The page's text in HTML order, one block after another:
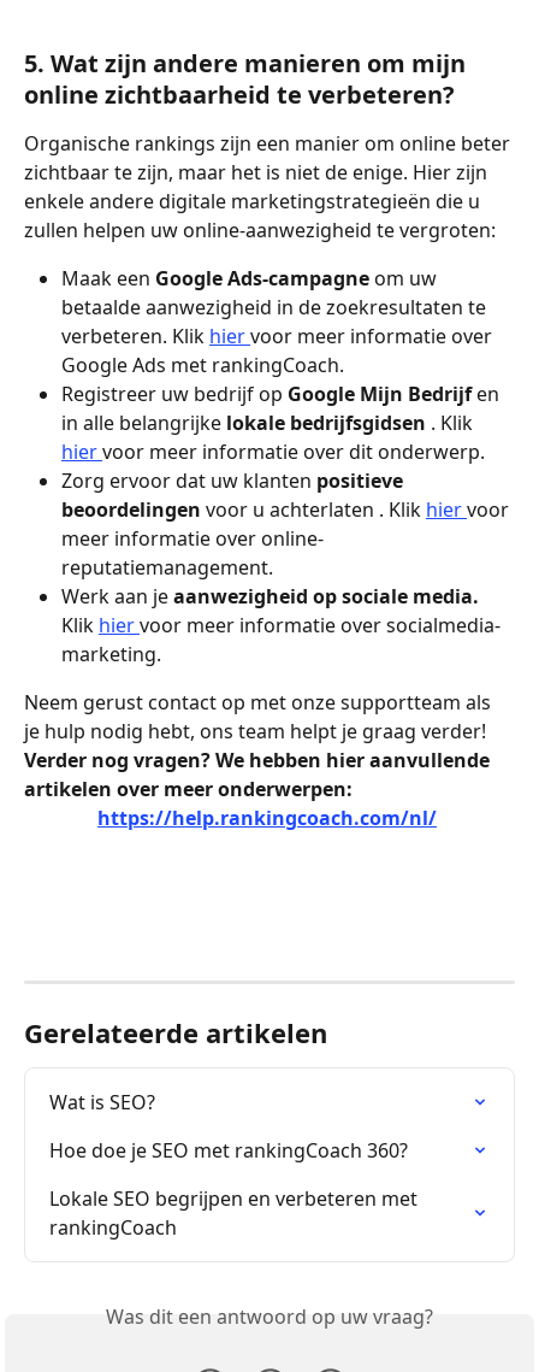
5. Wat zijn andere manieren om mijn
online zichtbaarheid te verbeteren?
Organische rankings zijn een manier om online beter
zichtbaar te zijn, maar het is niet de enige. Hier zijn
enkele andere digitale marketingstrategieën die u
zullen helpen uw online-aanwezigheid te vergroten:
Maak een Google Ads-campagne om uw
betaalde aanwezigheid in de zoekresultaten te
verbeteren. Klik hier voor meer informatie over
Google Ads met rankingCoach.
Registreer uw bedrijf op Google Mijn Bedrijf en
in alle belangrijke lokale bedrijfsgidsen . Klik
hier voor meer informatie over dit onderwerp.
Zorg ervoor dat uw klanten positieve
beoordelingen voor u achterlaten . Klik hier voor
meer informatie over online-
reputatiemanagement.
Werk aan je aanwezigheid op sociale media.
Klik hier voor meer informatie over socialmedia-
marketing.
Neem gerust contact op met onze supportteam als
je hulp nodig hebt, ons team helpt je graag verder!
Verder nog vragen? We hebben hier aanvullende
artikelen over meer onderwerpen:
https://help.rankingcoach.com/nl/
Gerelateerde artikelen
Wat is SEO?
Hoe doe je SEO met rankingCoach 360?
Lokale SEO begrijpen en verbeteren met
rankingCoach
Was dit een antwoord op uw vraag?